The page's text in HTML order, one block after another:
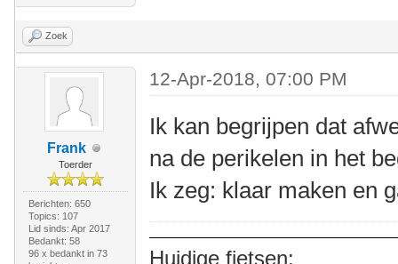
Zoek
Frank
Toerder
Berichten: 650
Topics: 107
Lid sinds: Apr 2017
Bedankt: 58
96 x bedankt in 73
12-Apr-2018, 07:00 PM
Ik kan begrijpen dat
na de perikelen in het
Ik zeg: klaar maken en
Huidige fietsen: